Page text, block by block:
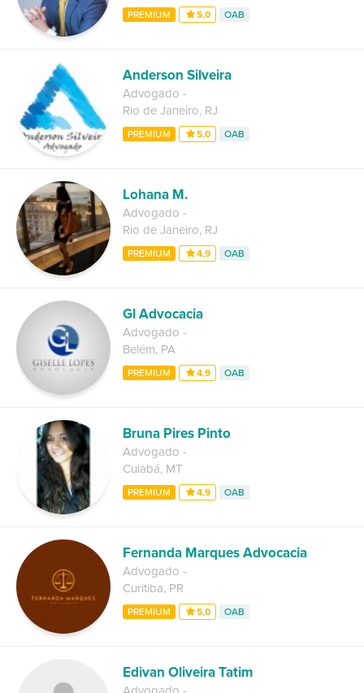
PREMIUM 5,0 OAB
Anderson Silveira
Advogado -
Rio de Janeiro, RJ
PREMIUM 5,0 OAB
Lohana M.
Advogado -
Rio de Janeiro, RJ
PREMIUM 4,9 OAB
Gl Advocacia
Advogado -
Belém, PA
PREMIUM 4,9 OAB
Bruna Pires Pinto
Advogado -
Cuiabá, MT
PREMIUM 4,9 OAB
Fernanda Marques Advocacia
Advogado -
Curitiba, PR
PREMIUM 5,0 OAB
Edivan Oliveira Tatim